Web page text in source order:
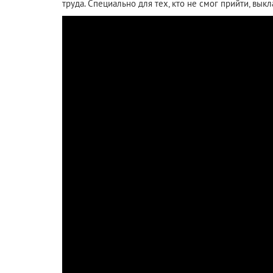
труда. Специально для тех, кто не смог прийти,